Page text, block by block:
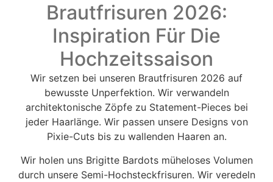
Brautfrisuren 2026:
Inspiration Für Die
Hochzeitssaison
Wir setzen bei unseren Brautfrisuren 2026 auf
bewusste Unperfektion. Wir verwandeln
architektonische Zöpfe zu Statement-Pieces bei
jeder Haarlänge. Wir passen unsere Designs von
Pixie-Cuts bis zu wallenden Haaren an.
Wir holen uns Brigitte Bardots müheloses Volumen
durch unsere Semi-Hochsteckfrisuren. Wir veredeln